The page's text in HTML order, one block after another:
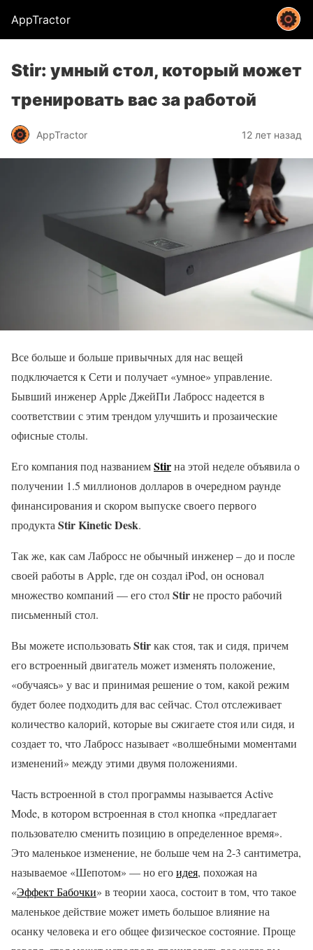
AppTractor
Stir: умный стол, который может
тренировать вас за работой
AppTractor 12 лет назад
Все больше и больше привычных для нас вещей
подключается к Сети и получает «умное» управление.
Бывший инженер Apple ДжейПи Лабросс надеется в
соответствии с этим трендом улучшить и прозаические
офисные столы.
Его компания под названиемStirна этой неделе объявила о
получении 1.5 миллионов долларов в очередном раунде
финансирования и скором выпуске своего первого
продуктаStir Kinetic Desk.
Так же, как сам Лабросс не обычный инженер – до и после
своей работы в Apple, где он создал iPod, он основал
множество компаний — его столStirне просто рабочий
письменный стол.
Вы можете использоватьStirкак стоя, так и сидя, причем
его встроенный двигатель может изменять положение,
«обучаясь» у вас и принимая решение о том, какой режим
будет более подходить для вас сейчас. Стол отслеживает
количество калорий, которые вы сжигаете стоя или сидя, и
создает то, что Лабросс называет «волшебными моментами
изменений» между этими двумя положениями.
Часть встроенной в стол программы называется Active
Mode, в котором встроенная в стол кнопка «предлагает
пользователю сменить позицию в определенное время».
Это маленькое изменение, не больше чем на 2-3 сантиметра,
называемое «Шепотом» — но егоидея, похожая на
«Эффект Бабочки» в теории хаоса, состоит в том, что такое
маленькое действие может иметь большое влияние на
осанку человека и его общее физическое состояние. Проще